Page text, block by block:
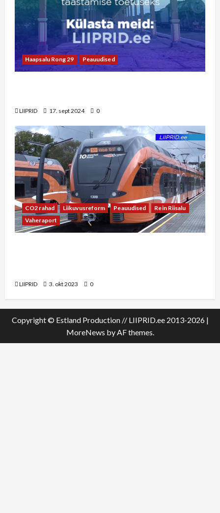
Haapsalu Rong 29 Peauudised
LIIPRID 17. sept 2024 0
CO2 rahad Liikuvusreform Peauudised
Rein Riisalu
Vaheraport
LIIPRID 3. okt 2023 0
Copyright © Estland Production // LIIPRID.ee 2013-2026 |
MoreNews by AF themes.